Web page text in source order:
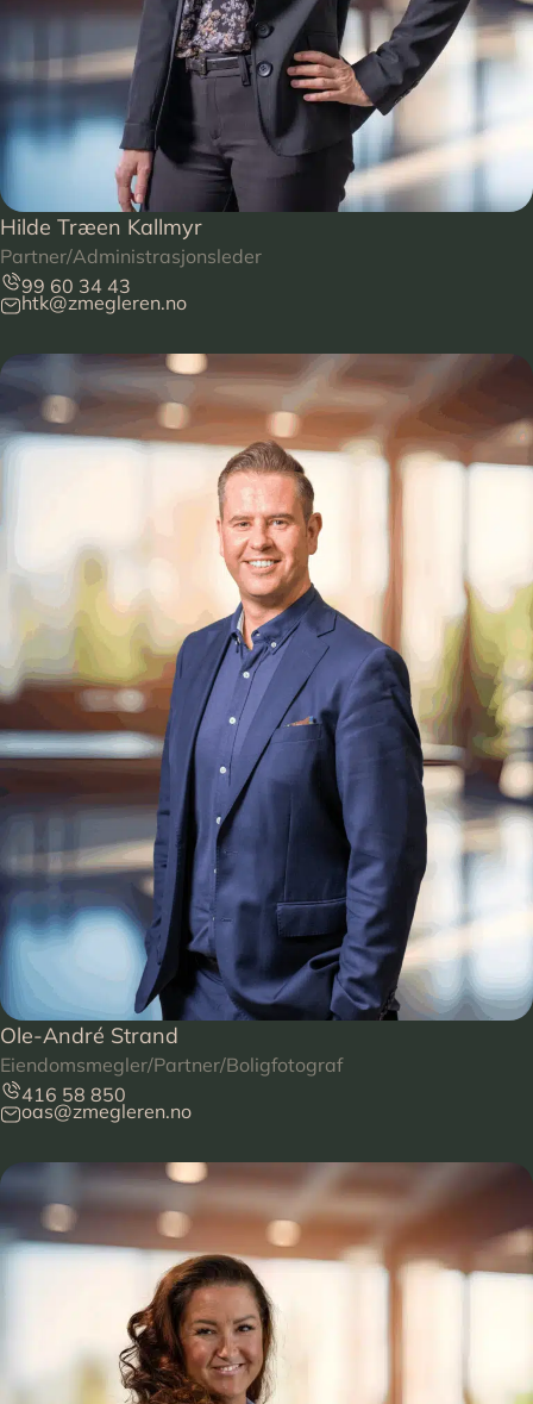
Hilde Træen Kallmyr
Partner/Administrasjonsleder
99 60 34 43
htk@zmegleren.no
Ole-André Strand
Eiendomsmegler/Partner/Boligfotograf
416 58 850
oas@zmegleren.no